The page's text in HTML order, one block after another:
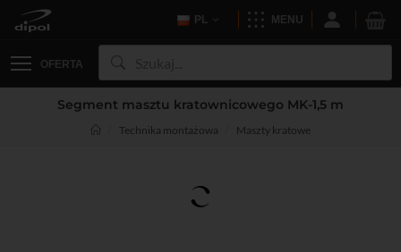
PL MENU
OFERTA
Segment masztu kratownicowego MK-1,5 m
Technika montażowa Maszty kratowe